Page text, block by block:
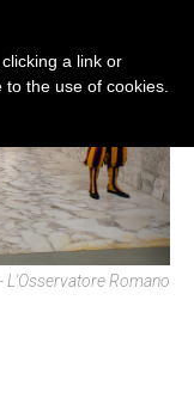
Romano
a link or
the use of cookies.